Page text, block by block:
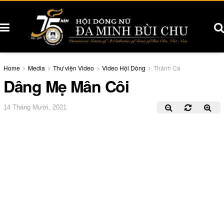
Home Media Thư viện Video Video Hội Dòng Thánh Ca
Dâng Mẹ Mân Côi
14 Tháng Mười, 2021